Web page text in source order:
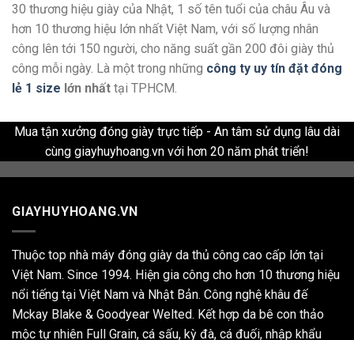
30 thương hiệu giày của Nhật, 1 số tên tuổi của châu Âu và
hơn 10 thương hiệu lớn nhất Việt Nam, với số lượng nhân
công lên tới 150 người, cho năng suất gần 200 đôi giày thủ
công mỗi ngày. Là một trong những công ty uy tín đặt đóng
lẻ 1 size lớn nhất tại TPHCM.
Mua tận xưởng đóng giày trực tiếp - An tâm sử dụng lâu dài
cùng giayhuyhoang.vn với hơn 20 năm phát triển!
GIAYHUYHOANG.VN
Thuộc top nhà máy đóng giày da thủ công cao cấp lớn tại
Việt Nam. Since 1994. Hiện gia công cho hơn 10 thương hiệu
nổi tiếng tại Việt Nam và Nhật Bản. Công nghệ khâu đế
Mckay Blake & Goodyear Welted. Kết hợp da bê con thảo
mộc tự nhiên Full Grain, cá sấu, kỳ đà, cá đuối, nhập khẩu